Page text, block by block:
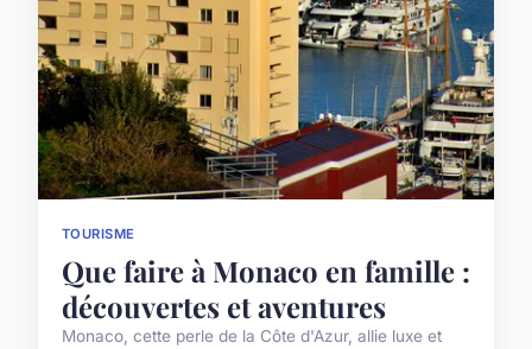
TOURISME
Que faire à Monaco en famille :
découvertes et aventures
Monaco, cette perle de la Côte d'Azur, allie luxe et